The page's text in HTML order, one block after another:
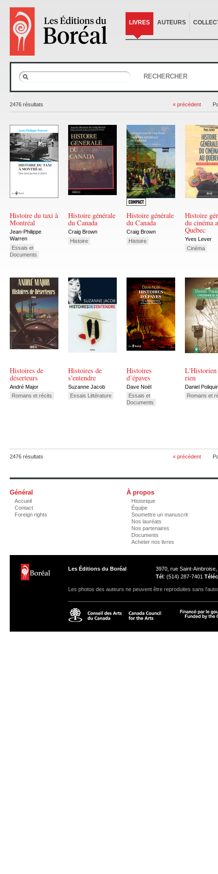
LIVRES AUTEURS
RECHERCHER
2476 résultats « précédent
Histoire du taxi à
Montréal
Jean-Philippe
Warren
Essais et
Documents
Histoire générale
du Canada
Craig Brown
Histoire
Histoire générale
du Canada
Craig Brown
Histoire
Histoire
du cinéma
Québec
Yves Lever
Cinéma
Histoires de
déserteurs
André Major
Romans et récits
Histoires de
s'entendre
Suzanne Jacob
Essais Littérature
Histoires
d’épaves
Dave Noël
Essais et
Documents
L'Historien
rien
Daniel
Romans et
2476 résultats « précédent
Général
Accueil
Contact
Foreign rights
À propos
Historique
Équipe
Soumettre un manuscrit
Nos lauréats
Nos partenaires
Documents
Acheter nos livres
Les Éditions du Boréal
3970, rue Saint-
Tél: (514) 287-7401 Téléc
Les photos des auteurs ne peuvent être reproduites sans